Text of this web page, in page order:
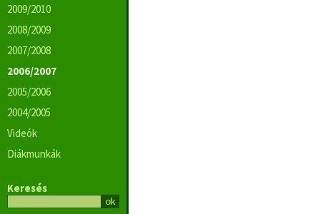
2009/2010
2008/2009
2007/2008
2006/2007
2005/2006
2004/2005
Videók
Diákmunkák
Keresés